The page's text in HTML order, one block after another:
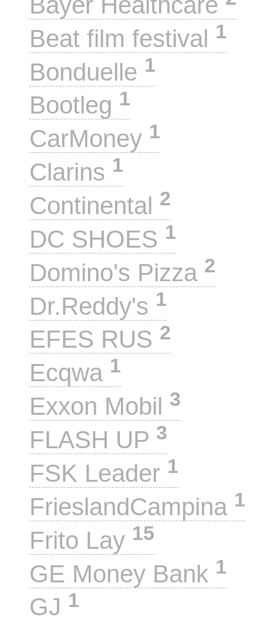
Beat film festival 1
Bonduelle 1
Bootleg 1
CarMoney 1
Clarins 1
Continental 2
DC SHOES 1
Domino's Pizza 2
Dr.Reddy's 1
EFES RUS 2
Ecqwa 1
Exxon Mobil 3
FLASH UP 3
FSK Leader 1
FrieslandCampina 1
Frito Lay 15
GE Money Bank 1
GJ 1